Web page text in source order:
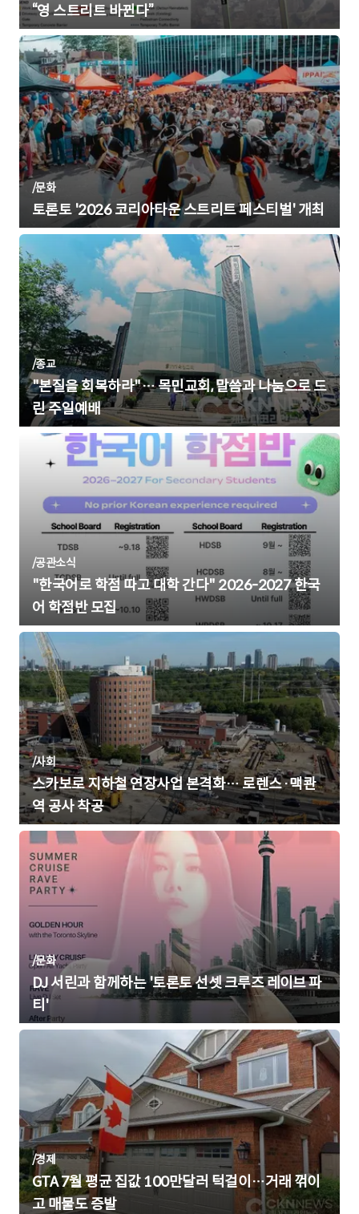
“영 스트리트 바뀐다”
/문화
토론토 '2026 코리아타운 스트리트 페스티벌' 개최
/종교
"본질을 회복하라"… 목민교회, 말씀과 나눔으로 드
린 주일예배
/공관소식
"한국어로 학점 따고 대학 간다" 2026-2027 한국
어 학점반 모집
/사회
스카보로 지하철 연장사업 본격화… 로렌스·맥콴
역 공사 착공
/문화
DJ 서린과 함께하는 '토론토 선셋 크루즈 레이브 파
티'
/경제
GTA 7월 평균 집값 100만달러 턱걸이…거래 꺾이
고 매물도 증발